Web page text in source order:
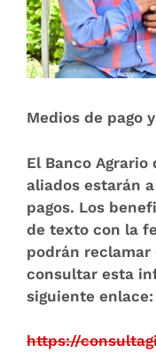
Medios de pago
El Banco Agrario
aliados estarán
pagos. Los
de texto con la
podrán reclamar
consultar esta
siguiente enlace:
https://